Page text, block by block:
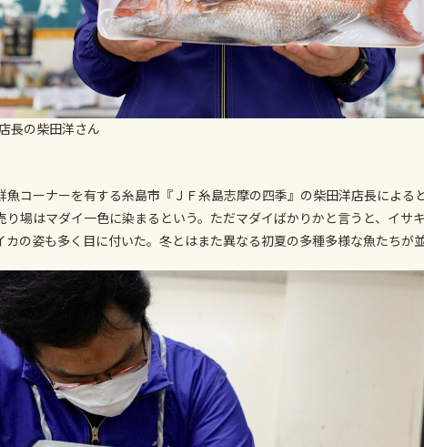
長の柴田洋さん
魚コーナーを有する糸島市『ＪＦ糸島志摩の四季』の柴田洋店長による
り場はマダイ一色に染まるという。ただマダイばかりかと言うと、イサ
の姿も多く目に付いた。冬とはまた異なる初夏の多種多様な魚たちが